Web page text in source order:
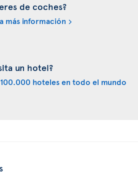
de coches?
más información
un hotel?
hoteles en todo el mundo